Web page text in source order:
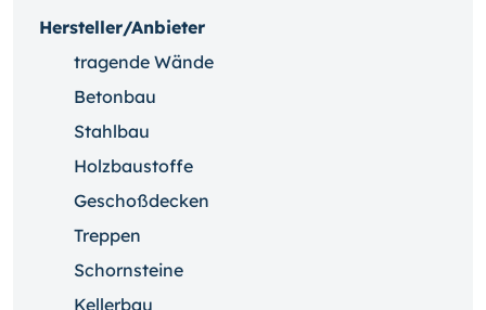
Hersteller/Anbieter
tragende Wände
Betonbau
Stahlbau
Holzbaustoffe
Geschoßdecken
Treppen
Schornsteine
Kellerbau